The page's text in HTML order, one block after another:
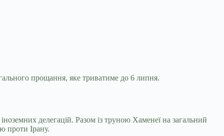
прощання, яке триватиме до 6 липня.
делегацій. Разом із труною Хаменеї на загальний
проти Ірану.